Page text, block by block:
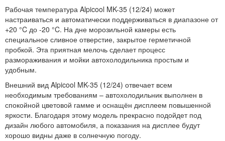
Рабочая температура Alpicool MK-35 (12/24) может
настраиваться и автоматически поддерживаться в диапазоне от
+20 °C до -20 °C. На дне морозильной камеры есть
специальное сливное отверстие, закрытое герметичной
пробкой. Эта приятная мелочь сделает процесс
размораживания и мойки автохолодильника простым и
удобным.
Внешний вид Alpicool MK-35 (12/24) отвечает всем
необходимым требованиям – автохолодильник выполнен в
спокойной цветовой гамме и оснащён дисплеем повышенной
яркости. Благодаря этому модель прекрасно подойдет под
дизайн любого автомобиля, а показания на дисплее будут
хорошо видны даже в солнечную погоду.